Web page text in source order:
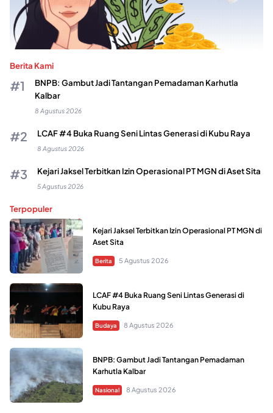
Berita Kami
BNPB: Gambut Jadi Tantangan Pemadaman Karhutla
Kalbar
8 Agustus 2026
LCAF #4 Buka Ruang Seni Lintas Generasi di Kubu Raya
8 Agustus 2026
Kejari Jaksel Terbitkan Izin Operasional PT MGN di Aset Sita
5 Agustus 2026
Terpopuler
Kejari Jaksel Terbitkan Izin Operasional PT MGN di
Aset Sita
Berita 5 Agustus 2026
LCAF #4 Buka Ruang Seni Lintas Generasi di
Kubu Raya
Budaya 8 Agustus 2026
BNPB: Gambut Jadi Tantangan Pemadaman
Karhutla Kalbar
Nasional 8 Agustus 2026